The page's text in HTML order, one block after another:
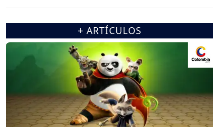
+ ARTÍCULOS